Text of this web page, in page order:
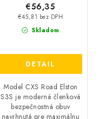
Skladom
€45,81 bez DPH
€56,35
DETAIL
Model CXS Road Elston
S3S je moderná členková
bezpečnostná obuv
navrhnutá pre maximálnu